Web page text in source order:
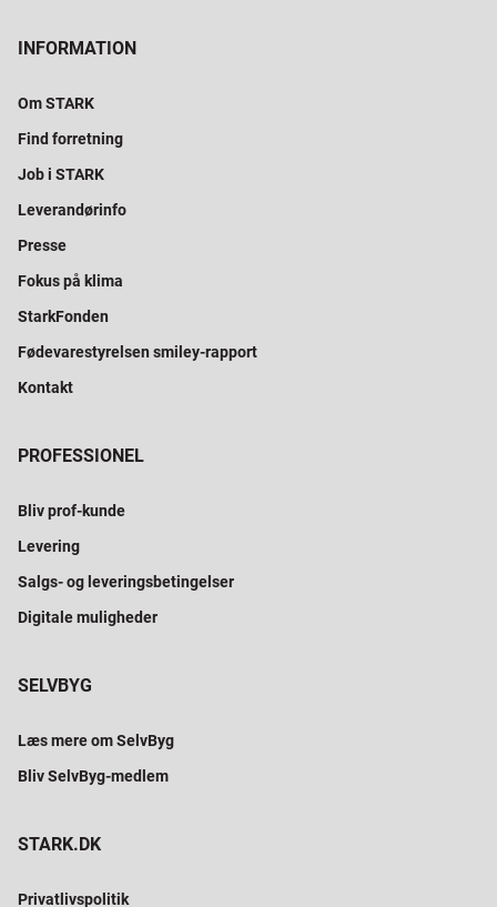
INFORMATION
Om STARK
Find forretning
Job i STARK
Leverandørinfo
Presse
Fokus på klima
StarkFonden
Fødevarestyrelsen smiley-rapport
Kontakt
PROFESSIONEL
Bliv prof-kunde
Levering
Salgs- og leveringsbetingelser
Digitale muligheder
SELVBYG
Læs mere om SelvByg
Bliv SelvByg-medlem
STARK.DK
Privatlivspolitik